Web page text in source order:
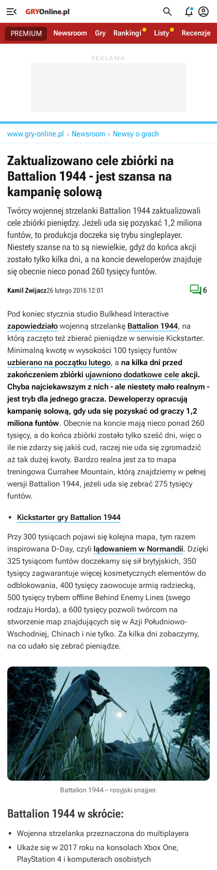
   
PREMIUM Newsroom Gry Rankingi Listy Recenzje
www.gry-online.pl  Newsroom  Newsy o grach
Zaktualizowano cele zbiórki na
Battalion 1944 - jest szansa na
kampanię solową
Twórcy wojennej strzelanki Battalion 1944 zaktualizowali
cele zbiórki pieniędzy. Jeżeli uda się pozyskać 1,2 miliona
funtów, to produkcja doczeka się trybu singleplayer.
Niestety szanse na to są niewielkie, gdyż do końca akcji
zostało tylko kilka dni, a na koncie deweloperów znajduje
się obecnie nieco ponad 260 tysięcy funtów.
Kamil Zwijacz26 lutego 2016 12:01 6
Pod koniec stycznia studio Bulkhead Interactive
zapowiedziało wojenną strzelankę Battalion 1944, na
którą zaczęto też zbierać pieniądze w serwisie Kickstarter.
Minimalną kwotę w wysokości 100 tysięcy funtów
uzbierano na początku lutego, a na kilka dni przed
zakończeniem zbiórki ujawniono dodatkowe cele akcji.
Chyba najciekawszym z nich - ale niestety mało realnym -
jest tryb dla jednego gracza. Deweloperzy opracują
kampanię solową, gdy uda się pozyskać od graczy 1,2
miliona funtów. Obecnie na koncie mają nieco ponad 260
tysięcy, a do końca zbiórki zostało tylko sześć dni, więc o
ile nie zdarzy się jakiś cud, raczej nie uda się zgromadzić
aż tak dużej kwoty. Bardzo realna jest za to mapa
treningowa Currahee Mountain, którą znajdziemy w pełnej
wersji Battalion 1944, jeżeli uda się zebrać 275 tysięcy
funtów.
Kickstarter gry Battalion 1944
Przy 300 tysiącach pojawi się kolejna mapa, tym razem
inspirowana D-Day, czyli lądowaniem w Normandii. Dzięki
325 tysiącom funtów doczekamy się sił brytyjskich, 350
tysięcy zagwarantuje więcej kosmetycznych elementów do
odblokowania, 400 tysięcy zaowocuje armią radziecką,
500 tysięcy trybem offline Behind Enemy Lines (swego
rodzaju Horda), a 600 tysięcy pozwoli twórcom na
stworzenie map znajdujących się w Azji Południowo-
Wschodniej, Chinach i nie tylko. Za kilka dni zobaczymy,
na co udało się zebrać pieniądze.
Battalion 1944 – rosyjski snajper.
Battalion 1944 w skrócie:
Wojenna strzelanka przeznaczona do multiplayera
Ukaże się w 2017 roku na konsolach Xbox One,
PlayStation 4 i komputerach osobistych